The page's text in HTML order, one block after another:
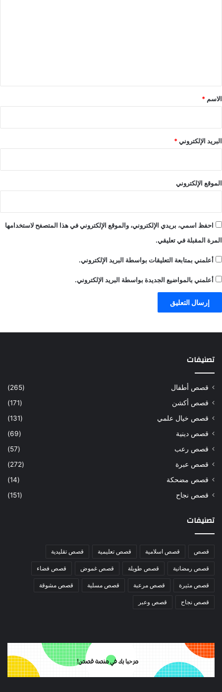
*
الاسم *
البريد الإلكتروني*
الموقع الإلكتروني
احفظ اسمي، بريدي الإلكتروني، والموقع الإلكتروني في هذا المتصفح لاستخدامها
المرة المقبلة في تعليقي.
أعلمني بمتابعة التعليقات بواسطة البريد الإلكتروني.
أعلمني بالمواضيع الجديدة بواسطة البريد الإلكتروني.
تصنيفات
قصص أطفال
(265)
قصص أكشن
(171)
قصص خيال علمي
(131)
قصص دينية
(69)
قصص رعب
(57)
قصص عبرة
(272)
قصص مضحكة
(14)
قصص نجاح
(151)
تصنيفات
قصص قصص اسلامية قصص تعليمية قصص تقليدية
قصص رمضانية قصص طويلة قصص غموض قصص فضاء
قصص مثيرة قصص مرعبة قصص مسلية قصص مشوقة
قصص نجاح قصص وعبر